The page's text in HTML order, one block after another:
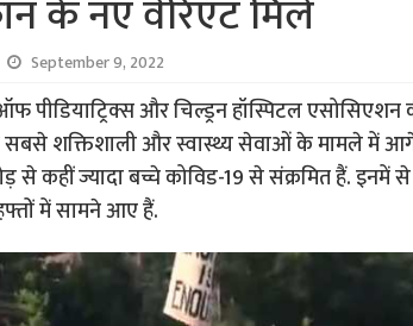
के नए वेरिएंट मिले
September 9, 2022
और चिल्ड्रन हॉस्पिटल एसोसिएशन
सबसे शक्तिशाली और स्वास्थ्य सेवाओं के मामले में
से कहीं ज्यादा बच्चे कोविड-19 से संक्रमित हैं.
में सामने आए हैं.